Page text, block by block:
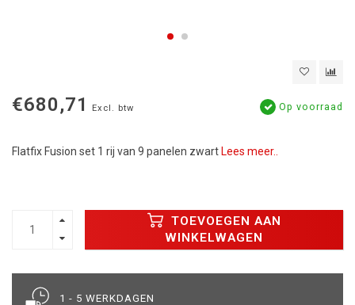
€680,71 Excl. btw Op voorraad
Flatfix Fusion set 1 rij van 9 panelen zwart Lees meer..
TOEVOEGEN AAN
WINKELWAGEN
1 - 5 WERKDAGEN